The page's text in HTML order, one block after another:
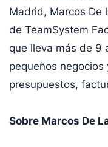
Madrid, Marcos De
de TeamSystem
que lleva más de 9
pequeños
presupuestos,
Sobre Marcos De